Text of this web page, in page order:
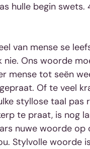
hulle begin swets.
van mense se
Ons woorde
mense tot seën
Of te veel
styllose taal pas
te praat, is nog
nuwe woorde op
Stylvolle woorde